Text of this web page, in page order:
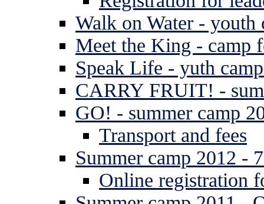
Walk on Water - youth
Meet the King - camp
Speak Life - yuth
CARRY FRUIT! -
GO! - summer camp
Transport and fees
Summer camp 2012 -
Online registration